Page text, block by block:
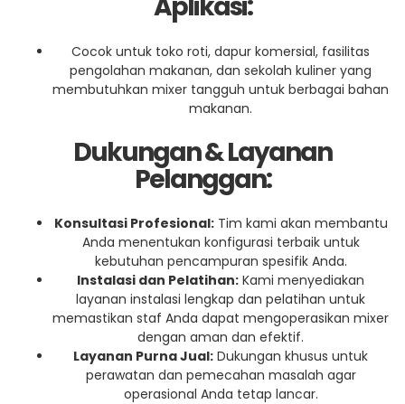
Cocok untuk toko roti, dapur komersial, fasilitas
pengolahan makanan, dan sekolah kuliner yang
membutuhkan mixer tangguh untuk berbagai bahan
makanan.
Dukungan & Layanan
Pelanggan:
Konsultasi Profesional:Tim kami akan membantu
Anda menentukan konfigurasi terbaik untuk
kebutuhan pencampuran spesifik Anda.
Instalasi dan Pelatihan: Kami menyediakan
layanan instalasi lengkap dan pelatihan untuk
memastikan staf Anda dapat mengoperasikan mixer
dengan aman dan efektif.
Layanan Purna Jual: Dukungan khusus untuk
perawatan dan pemecahan masalah agar
operasional Anda tetap lancar.